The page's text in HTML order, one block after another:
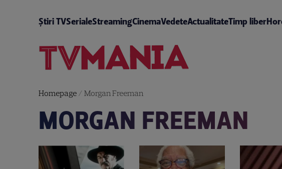
Știri TVSerialeStreamingCinemaVedeteActualitateTimp liber
Homepage/ Morgan Freeman
MORGAN FREEMAN